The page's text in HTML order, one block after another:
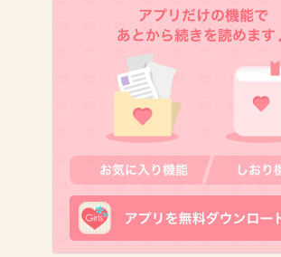
2014/06/16(月) 17:05:41
2014/06/16(月) 17:05:51
2 ババアに反応しすぎ